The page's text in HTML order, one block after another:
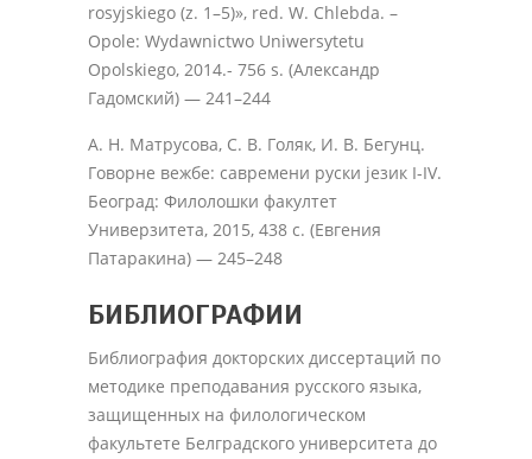
rosyjskiego (z. 1–5)», red. W. Chlebda. –
Opole: Wydawnictwo Uniwersytetu
Opolskiego, 2014.- 756 s. (Александр
Гадомский) — 241–244
А. Н. Матрусова, С. В. Голяк, И. В. Бегунц.
Говорне вежбе: савремени руски језик I-IV.
Београд: Филолошки факултет
Универзитета, 2015, 438 с. (Евгения
Патаракина) — 245–248
БИБЛИОГРАФИИ
Библиография докторских диссертаций по
методике преподавания русского языка,
защищенных на филологическом
факультете Белградского университета до